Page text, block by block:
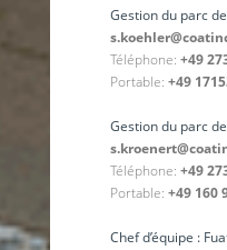
Gestion du parc
Téléphone: +49
Portable: +49
Gestion du parc
Téléphone: +49
Portable: +49 160
Chef d’équipe :